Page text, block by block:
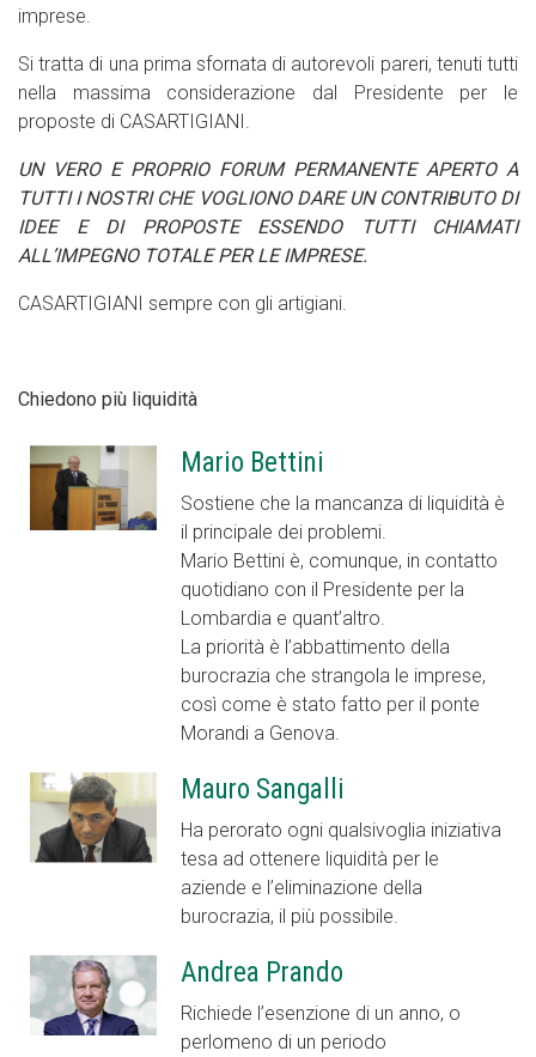
imprese.
Si tratta di una prima sfornata di autorevoli pareri, tenuti tutti
nella massima considerazione dal Presidente per le
proposte di CASARTIGIANI.
UN VERO E PROPRIO FORUM PERMANENTE APERTO A
TUTTI I NOSTRI CHE VOGLIONO DARE UN CONTRIBUTO DI
IDEE E DI PROPOSTE ESSENDO TUTTI CHIAMATI
ALL’IMPEGNO TOTALE PER LE IMPRESE.
CASARTIGIANI sempre con gli artigiani.
Chiedono più liquidità
Mario Bettini
Sostiene che la mancanza di liquidità è
il principale dei problemi.
Mario Bettini è, comunque, in contatto
quotidiano con il Presidente per la
Lombardia e quant’altro.
La priorità è l’abbattimento della
burocrazia che strangola le imprese,
così come è stato fatto per il ponte
Morandi a Genova.
Mauro Sangalli
Ha perorato ogni qualsivoglia iniziativa
tesa ad ottenere liquidità per le
aziende e l’eliminazione della
burocrazia, il più possibile.
Andrea Prando
Richiede l’esenzione di un anno, o
perlomeno di un periodo